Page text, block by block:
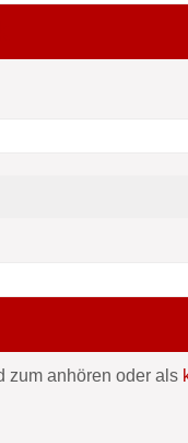
zum anhören oder als